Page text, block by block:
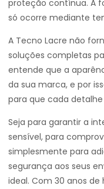
proteção contínua. A
só ocorre mediante
A Tecno Lacre não
soluções completas
entende que a
da sua marca, e por
para que cada
Seja para garantir a
sensível, para
simplesmente para
segurança aos seus
ideal. Com 30 anos